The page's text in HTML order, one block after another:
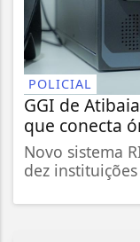
POLICIAL
GGI de
que conecta
Novo sistema
dez